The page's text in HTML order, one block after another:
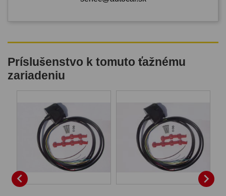
Príslušenstvo k tomuto ťažnému
zariadeniu
 